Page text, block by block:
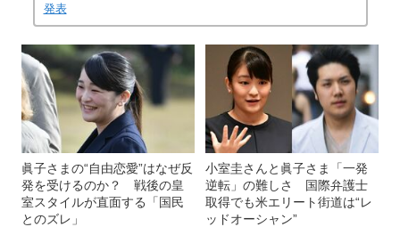
発表
眞子さまの“自由恋愛”はなぜ反
発を受けるのか？ 戦後の皇
室スタイルが直面する「国民
とのズレ」
小室圭さんと眞子さま「一発
逆転」の難しさ 国際弁護士
取得でも米エリート街道は“レ
ッドオーシャン”